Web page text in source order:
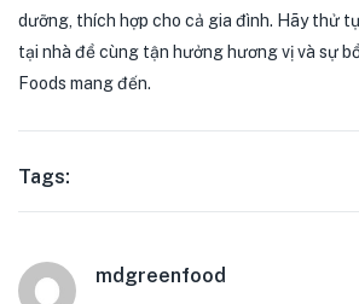
dưỡng, thích hợp cho cả gia đình. Hãy thử
tại nhà để cùng tận hưởng hương vị và sự
Foods mang đến.
Tags:
mdgreenfood